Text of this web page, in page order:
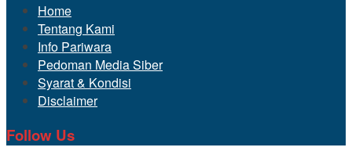
Home
Tentang Kami
Info Pariwara
Pedoman Media Siber
Syarat & Kondisi
Disclaimer
Follow Us